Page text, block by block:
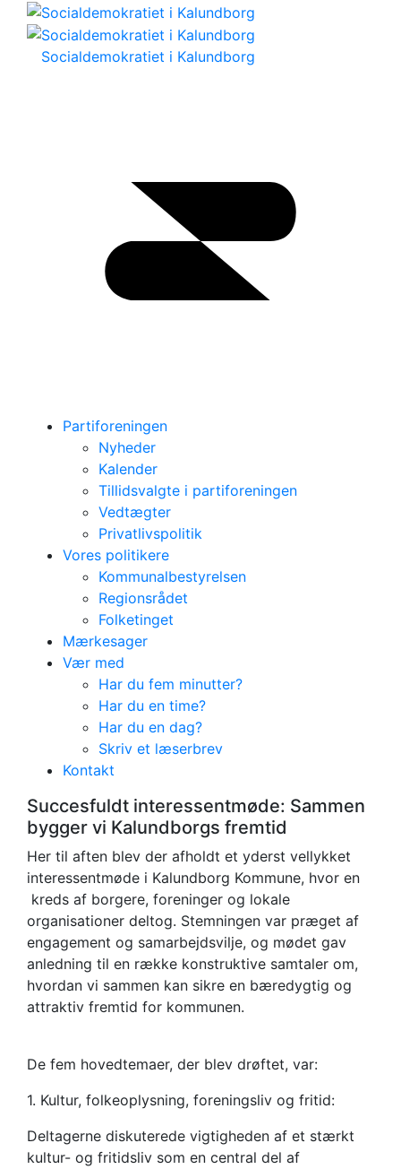
Socialdemokratiet i Kalundborg
Partiforeningen
Nyheder
Kalender
Tillidsvalgte i partiforeningen
Vedtægter
Privatlivspolitik
Vores politikere
Kommunalbestyrelsen
Regionsrådet
Folketinget
Mærkesager
Vær med
Har du fem minutter?
Har du en time?
Har du en dag?
Skriv et læserbrev
Kontakt
Succesfuldt
interessentmøde
Succesfuldt interessentmøde: Sammen
bygger vi Kalundborgs fremtid
Her til aften blev der afholdt et yderst vellykket
interessentmøde i Kalundborg Kommune, hvor en
kreds af borgere, foreninger og lokale
organisationer deltog. Stemningen var præget af
engagement og samarbejdsvilje, og mødet gav
anledning til en række konstruktive samtaler om,
hvordan vi sammen kan sikre en bæredygtig og
attraktiv fremtid for kommunen.
De fem hovedtemaer, der blev drøftet, var:
1. Kultur, folkeoplysning, foreningsliv og fritid:
Deltagerne diskuterede vigtigheden af et stærkt
kultur- og fritidsliv som en central del af